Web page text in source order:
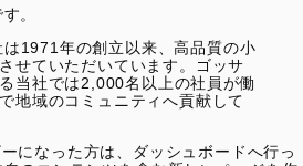
。
1971年の創立以来、高品質の小
せていただいています。ゴッサ
当社では2,000名以上の社員が働
地域のコミュニティへ貢献して
になった方は、
ダッシュボードへ行っ